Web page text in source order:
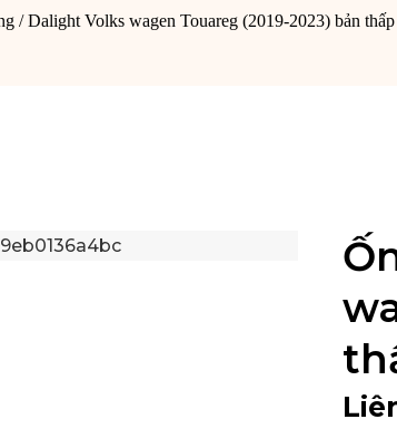
/ Dalight Volks wagen Touareg (2019-2023) bản thấp